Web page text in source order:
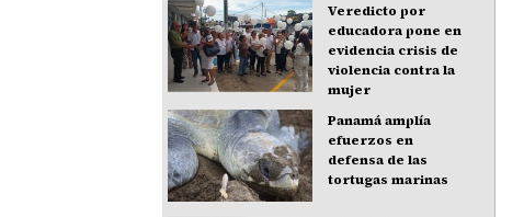
Veredicto por
educadora pone en
evidencia crisis de
violencia contra la
mujer
Panamá amplía
efuerzos en
defensa de las
tortugas marinas